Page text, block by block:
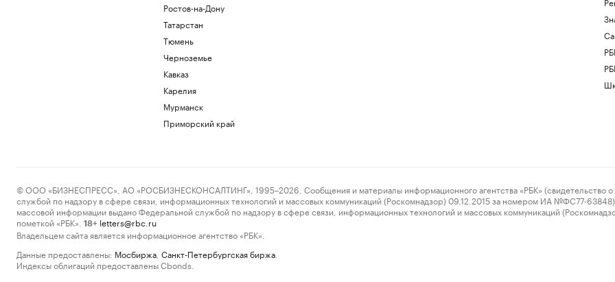
Ростов-на-Дону
Татарстан
Тюмень
Черноземье
Кавказ
Карелия
Мурманск
Приморский край
© ООО «БИЗНЕСПРЕСС», АО «РОСБИЗНЕСКОНСАЛТИНГ», 1995–2026. Сообщения и материалы информационного агентства «РБК» (свидетельство о
службой по надзору в сфере связи, информационных технологий и массовых коммуникаций (Роскомнадзор) 09.12.2015 за номером ИА №ФС77-63848)
массовой информации выдано Федеральной службой по надзору в сфере связи, информационных технологий и массовых коммуникаций
пометкой «РБК».
18+ letters@rbc.ru
Владельцем сайта является информационное агентство «РБК».
Данные предоставлены: Мосбиржа Санкт-Петербургская биржа
Индексы облигаций предоставлены Cbonds.